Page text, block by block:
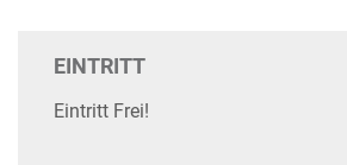
EINTRITT
Eintritt Frei!